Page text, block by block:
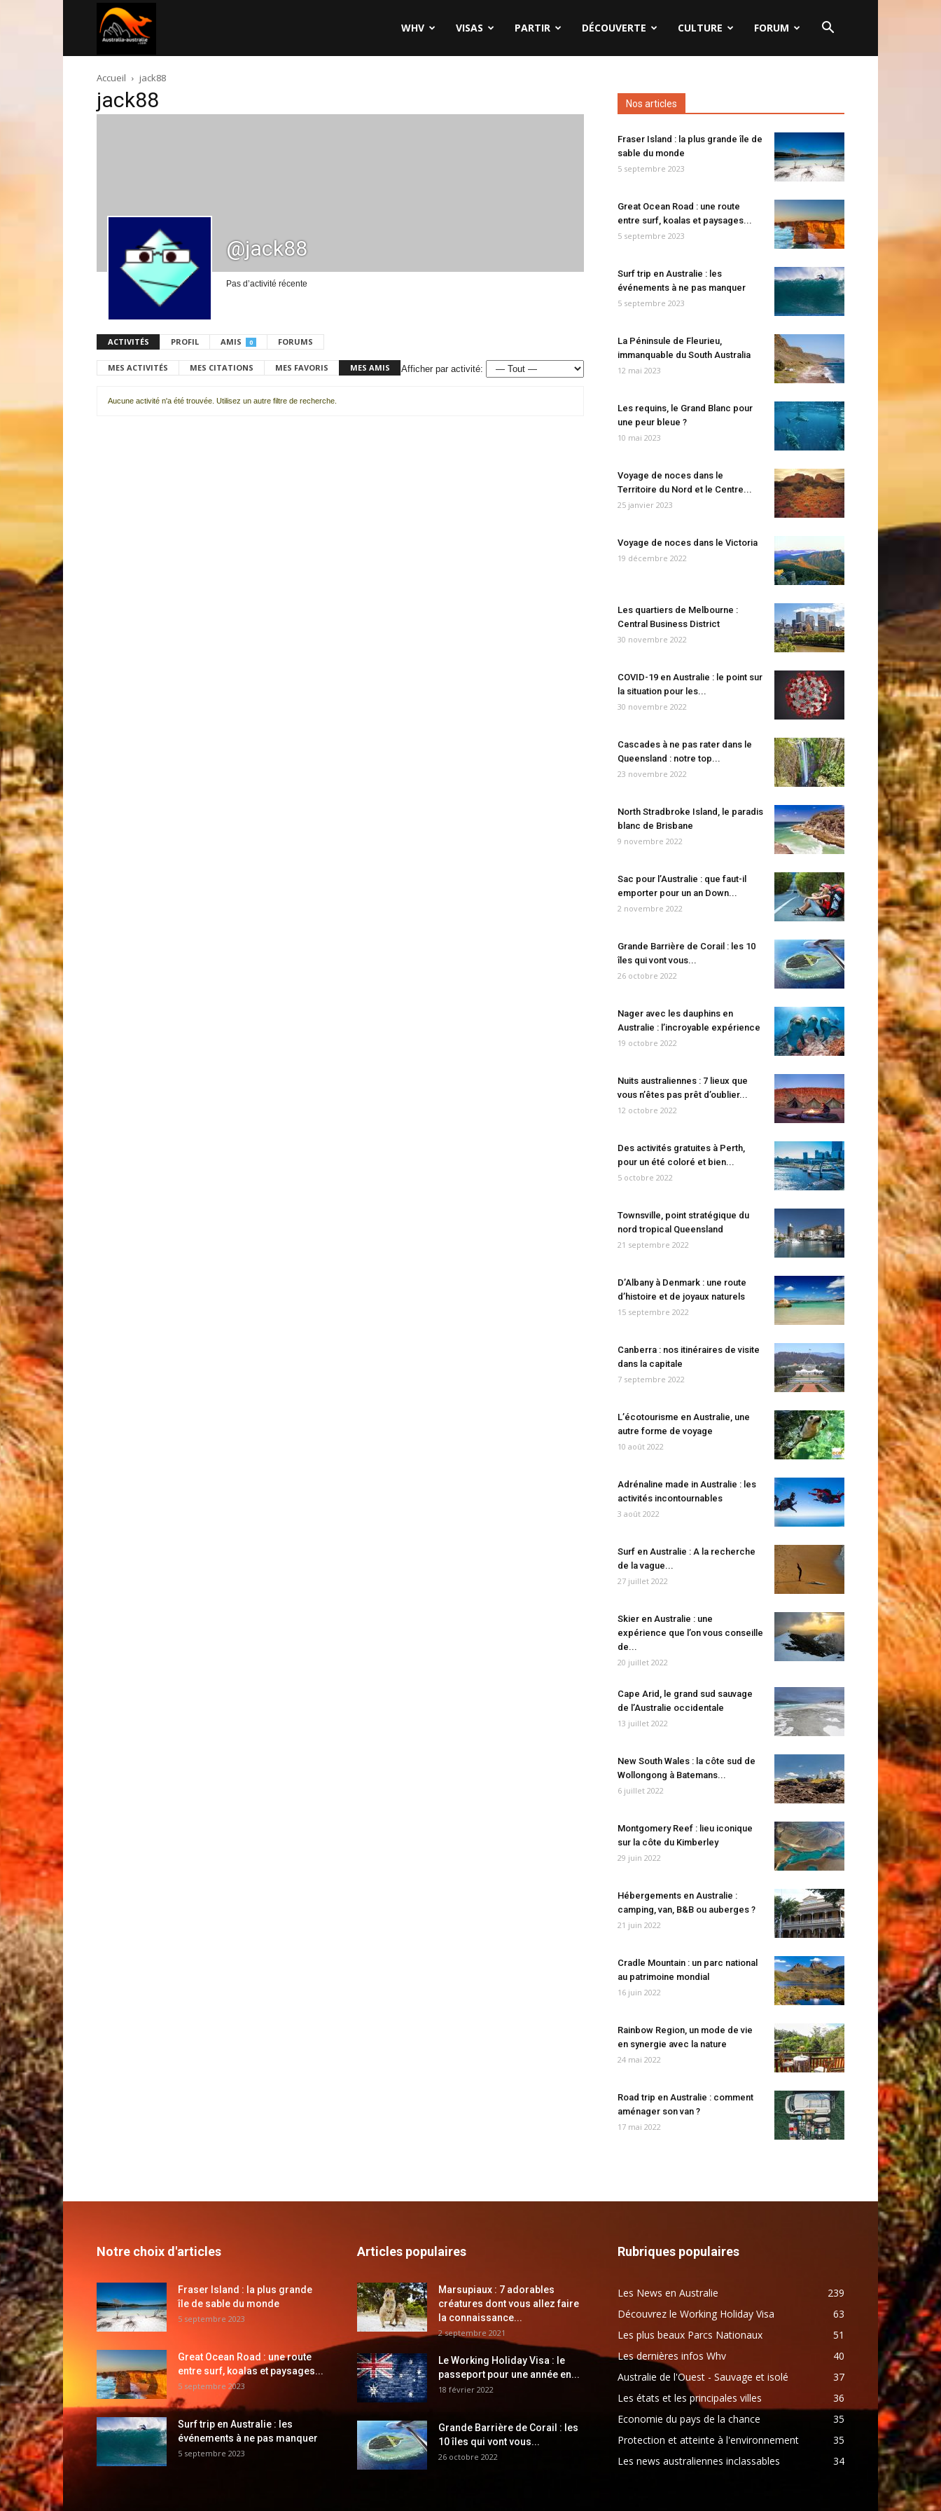
australie.com
WHV VISAS PARTIR DÉCOUVERTE CULTURE FORUM
Accueil jack88
jack88
@jack88
Pas d’activité récente
ACTIVITÉS PROFIL AMIS 0 FORUMS
MES ACTIVITÉS MES CITATIONS MES FAVORIS MES AMIS Afficher par activité:
Aucune activité n'a été trouvée. Utilisez un autre filtre de recherche.
Nos articles
Fraser Island : la plus grande île de
sable du monde
5 septembre 2023
Great Ocean Road : une route
entre surf, koalas et paysages...
5 septembre 2023
Surf trip en Australie : les
événements à ne pas manquer
5 septembre 2023
La Péninsule de Fleurieu,
immanquable du South Australia
12 mai 2023
Les requins, le Grand Blanc pour
une peur bleue ?
10 mai 2023
Voyage de noces dans le
Territoire du Nord et le Centre...
25 janvier 2023
Voyage de noces dans le Victoria
19 décembre 2022
Les quartiers de Melbourne :
Central Business District
30 novembre 2022
COVID-19 en Australie : le point sur
la situation pour les...
30 novembre 2022
Cascades à ne pas rater dans le
Queensland : notre top...
23 novembre 2022
North Stradbroke Island, le paradis
blanc de Brisbane
9 novembre 2022
Sac pour l’Australie : que faut-il
emporter pour un an Down...
2 novembre 2022
Grande Barrière de Corail : les 10
îles qui vont vous...
26 octobre 2022
Nager avec les dauphins en
Australie : l’incroyable expérience
19 octobre 2022
Nuits australiennes : 7 lieux que
vous n’êtes pas prêt d’oublier...
12 octobre 2022
Des activités gratuites à Perth,
pour un été coloré et bien...
5 octobre 2022
Townsville, point stratégique du
nord tropical Queensland
21 septembre 2022
D’Albany à Denmark : une route
d’histoire et de joyaux naturels
15 septembre 2022
Canberra : nos itinéraires de visite
dans la capitale
7 septembre 2022
L’écotourisme en Australie, une
autre forme de voyage
10 août 2022
Adrénaline made in Australie : les
activités incontournables
3 août 2022
Surf en Australie : A la recherche
de la vague...
27 juillet 2022
Skier en Australie : une
expérience que l’on vous conseille
de...
20 juillet 2022
Cape Arid, le grand sud sauvage
de l’Australie occidentale
13 juillet 2022
New South Wales : la côte sud de
Wollongong à Batemans...
6 juillet 2022
Montgomery Reef : lieu iconique
sur la côte du Kimberley
29 juin 2022
Hébergements en Australie :
camping, van, B&B ou auberges ?
21 juin 2022
Cradle Mountain : un parc national
au patrimoine mondial
16 juin 2022
Rainbow Region, un mode de vie
en synergie avec la nature
24 mai 2022
Road trip en Australie : comment
aménager son van ?
17 mai 2022
Notre choix d'articles
Fraser Island : la plus grande
île de sable du monde
5 septembre 2023
Great Ocean Road : une route
entre surf, koalas et paysages...
5 septembre 2023
Surf trip en Australie : les
événements à ne pas manquer
5 septembre 2023
Articles populaires
Marsupiaux : 7 adorables
créatures dont vous allez faire
la connaissance...
2 septembre 2021
Le Working Holiday Visa : le
passeport pour une année en...
18 février 2022
Grande Barrière de Corail : les
10 îles qui vont vous...
26 octobre 2022
Rubriques populaires
Les News en Australie
239
Découvrez le Working Holiday Visa
63
Les plus beaux Parcs Nationaux
51
Les dernières infos Whv
40
Australie de l'Ouest - Sauvage et isolé
37
Les états et les principales villes
36
Economie du pays de la chance
35
Protection et atteinte à l'environnement
35
Les news australiennes inclassables
34